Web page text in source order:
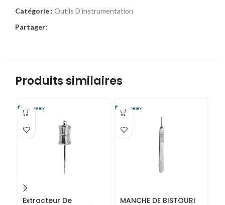
Catégorie : Outils D'instrumentation
Partager:
Produits similaires
Extracteur De
MANCHE DE BISTOURI